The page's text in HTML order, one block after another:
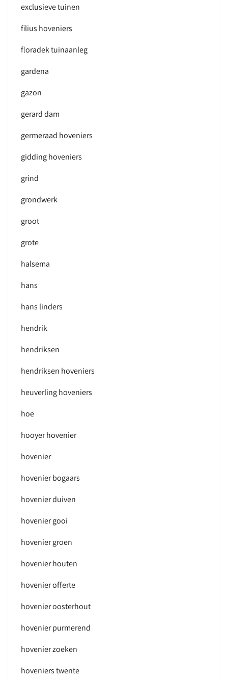
exclusieve tuinen
filius hoveniers
floradek tuinaanleg
gardena
gazon
gerard dam
germeraad hoveniers
gidding hoveniers
grind
grondwerk
groot
grote
halsema
hans
hans linders
hendrik
hendriksen
hendriksen hoveniers
heuverling hoveniers
hoe
hooyer hovenier
hovenier
hovenier bogaars
hovenier duiven
hovenier gooi
hovenier groen
hovenier houten
hovenier offerte
hovenier oosterhout
hovenier purmerend
hovenier zoeken
hoveniers twente